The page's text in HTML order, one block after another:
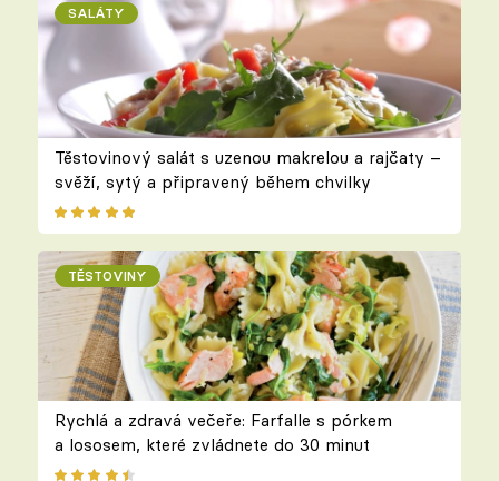
SALÁTY
Těstovinový salát s uzenou makrelou a rajčaty –
svěží, sytý a připravený během chvilky
TĚSTOVINY
Rychlá a zdravá večeře: Farfalle s pórkem
a lososem, které zvládnete do 30 minut